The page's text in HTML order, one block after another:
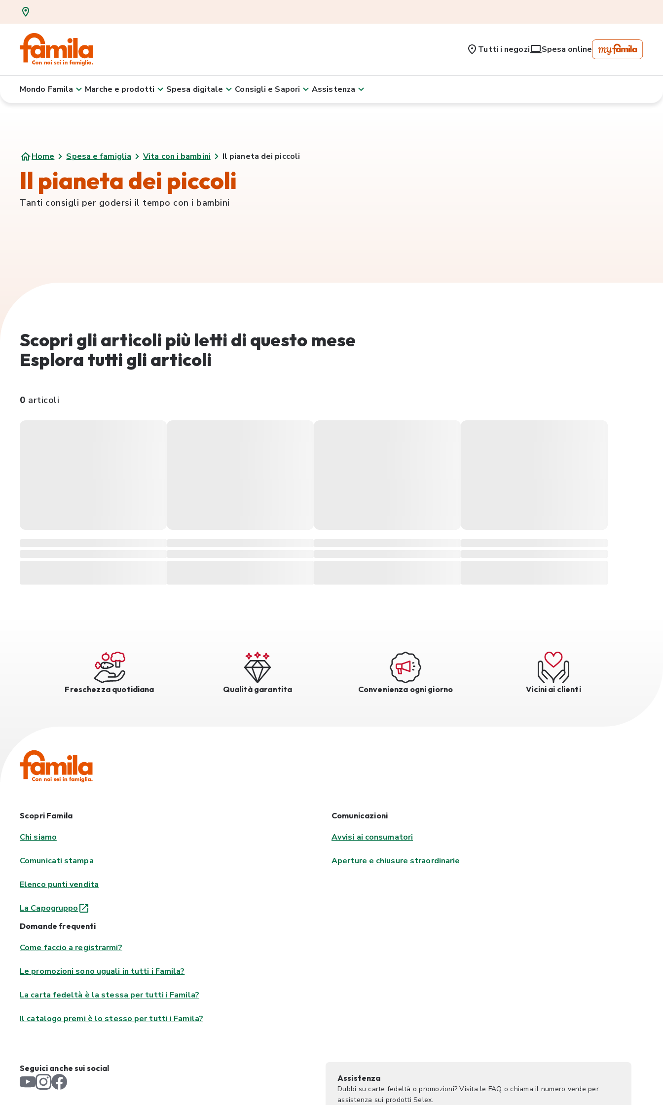
Tutti i negozi Spesa online
Mondo Famila Marche e prodotti Spesa digitale Consigli e Sapori Assistenza
Home Spesa e famiglia Vita con i bambini Il pianeta dei piccoli
Il pianeta dei piccoli
Tanti consigli per godersi il tempo con i bambini
Scopri gli articoli più letti di questo mese
Esplora tutti gli articoli
0 articoli
Freschezza quotidiana Qualità garantita Convenienza ogni giorno Vicini ai clienti
Scopri Famila
Chi siamo
Comunicati stampa
Elenco punti vendita
La Capogruppo
Comunicazioni
Avvisi ai consumatori
Aperture e chiusure straordinarie
Domande frequenti
Come faccio a registrarmi?
Le promozioni sono uguali in tutti i Famila?
La carta fedeltà è la stessa per tutti i Famila?
Il catalogo premi è lo stesso per tutti i Famila?
Seguici anche sui social
Assistenza
Dubbi su carte fedeltà o promozioni? Visita le FAQ o chiama il numero verde per
assistenza sui prodotti Selex.